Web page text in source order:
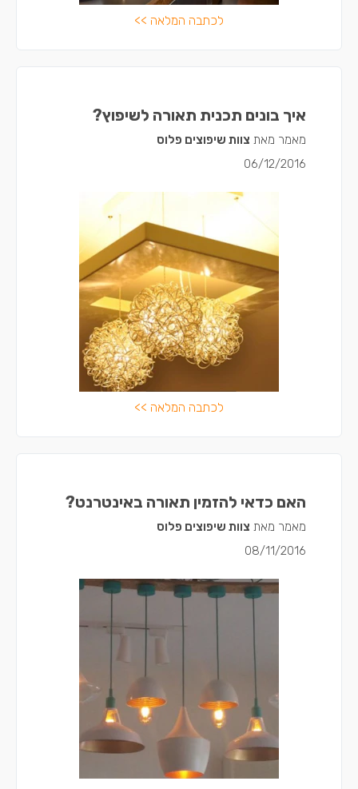
לכתבה המלאה >>
איך בונים תכנית תאורה לשיפוץ?
מאמר מאת צוות שיפוצים פלוס
06/12/2016
לכתבה המלאה >>
האם כדאי להזמין תאורה באינטרנט?
מאמר מאת צוות שיפוצים פלוס
08/11/2016